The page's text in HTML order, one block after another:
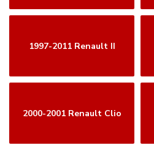
1997-2011 Renault II
2000-2001 Renault Clio